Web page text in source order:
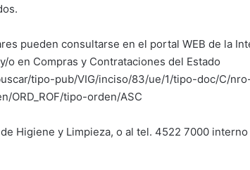
pueden consultarse en el portal WEB de la
o en Compras y Contrataciones del Estado
tipo-pub/VIG/inciso/83/ue/1/tipo-doc/C/
ORD_ROF/tipo-orden/ASC
Higiene y Limpieza, o al tel. 4522 7000